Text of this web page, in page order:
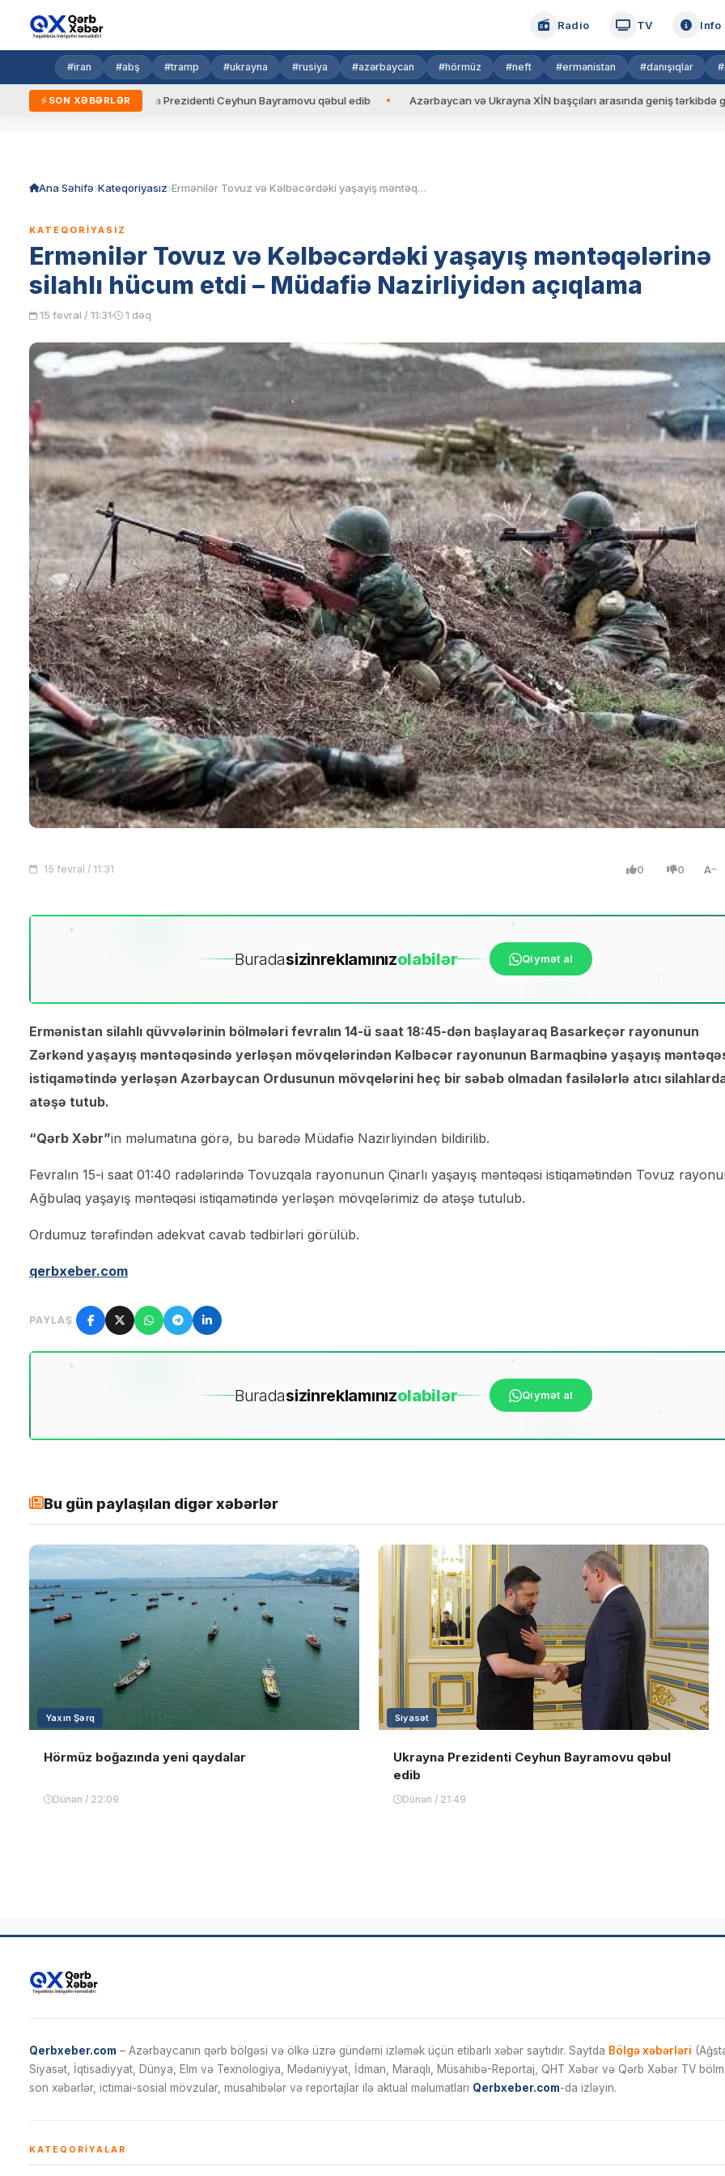
Radio TV Info
#iran #abş #tramp #ukrayna #rusiya #azərbaycan #hörmüz #neft #ermənistan #danışıqlar
SON XƏBƏRLƏR
Ukrayna Prezidenti Ceyhun Bayramovu qəbul edib Azərbaycan və Ukrayna XİN başçıları arasında geniş tərkibdə görüş
Ana Səhifə Kateqoriyasız Ermənilər Tovuz və Kəlbəcərdəki yaşayış məntəqələrinə silahlı hücum etdi – Müdafiə Nazirliyidən açıqlama
KATEQORIYASIZ
Ermənilər Tovuz və Kəlbəcərdəki yaşayış məntəqələrinə
silahlı hücum etdi – Müdafiə Nazirliyidən açıqlama
15 fevral / 11:31 1 dəq
15 fevral / 11:31 0 0 A
Buradasizinreklamınızolabilər Qiymət al
Ermənistan silahlı qüvvələrinin bölmələri fevralın 14-ü saat 18:45-dən başlayaraq Basarkeçər rayonunun
Zərkənd yaşayış məntəqəsində yerləşən mövqelərindən Kəlbəcər rayonunun Barmaqbinə yaşayış
istiqamətində yerləşən Azərbaycan Ordusunun mövqelərini heç bir səbəb olmadan fasilələrlə atıcı
atəşə tutub.
“Qərb Xəbr”in məlumatına görə, bu barədə Müdafiə Nazirliyindən bildirilib.
Fevralın 15-i saat 01:40 radələrində Tovuzqala rayonunun Çinarlı yaşayış məntəqəsi istiqamətindən Tovuz
Ağbulaq yaşayış məntəqəsi istiqamətində yerləşən mövqelərimiz də atəşə tutulub.
Ordumuz tərəfindən adekvat cavab tədbirləri görülüb.
qerbxeber.com
PAYLAŞ
Buradasizinreklamınızolabilər Qiymət al
Bu gün paylaşılan digər xəbərlər
Yaxın Şərq
Hörmüz boğazında yeni qaydalar
Dünən / 22:09
Siyasət
Ukrayna Prezidenti Ceyhun Bayramovu qəbul
edib
Dünən / 21:49
Qerbxeber.com – Azərbaycanın qərb bölgəsi və ölkə üzrə gündəmi izləmək üçün etibarlı xəbər saytıdır. Saytda Bölgə xəbərləri
Siyasət, İqtisadiyyat, Dünya, Elm və Texnologiya, Mədəniyyət, İdman, Maraqlı, Müsahibə-Reportaj, QHT Xəbər və Qərb Xəbər TV
son xəbərlər, ictimai-sosial mövzular, müsahibələr və reportajlar ilə aktual məlumatları Qerbxeber.com-da izləyin.
KATEQORIYALAR